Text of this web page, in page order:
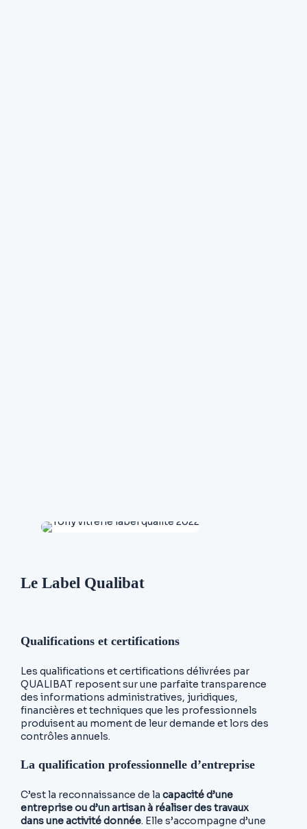
Le Label Qualibat
Qualifications et certifications
Les qualifications et certifications délivrées par
QUALIBAT reposent sur une parfaite transparence
des informations administratives, juridiques,
financières et techniques que les professionnels
produisent au moment de leur demande et lors des
contrôles annuels.
La qualification professionnelle d’entreprise
C’est la reconnaissance de lacapacité d’une
entreprise ou d’un artisan à réaliser des travaux
dans une activité donnée. Elle s’accompagne d’une